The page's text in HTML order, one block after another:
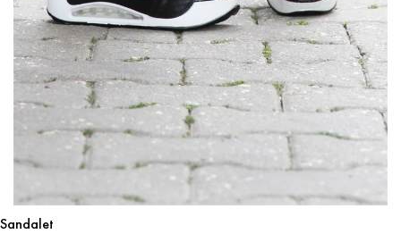
Sandalet